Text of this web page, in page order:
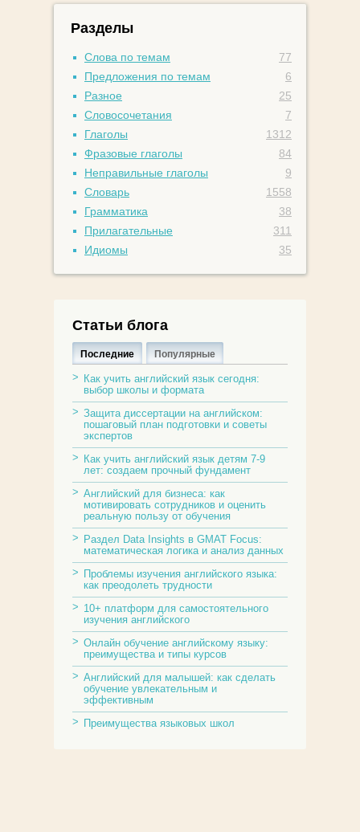
Разделы
Слова по темам
77
Предложения по темам
6
Разное
25
Словосочетания
7
Глаголы
1312
Фразовые глаголы
84
Неправильные глаголы
9
Словарь
1558
Грамматика
38
Прилагательные
311
Идиомы
35
Статьи блога
Последние Популярные
Как учить английский язык сегодня:
выбор школы и формата
Защита диссертации на английском:
пошаговый план подготовки и советы
экспертов
Как учить английский язык детям 7-9
лет: создаем прочный фундамент
Английский для бизнеса: как
мотивировать сотрудников и оценить
реальную пользу от обучения
Раздел Data Insights в GMAT Focus:
математическая логика и анализ данных
Проблемы изучения английского языка:
как преодолеть трудности
10+ платформ для самостоятельного
изучения английского
Онлайн обучение английскому языку:
преимущества и типы курсов
Английский для малышей: как сделать
обучение увлекательным и
эффективным
Преимущества языковых школ